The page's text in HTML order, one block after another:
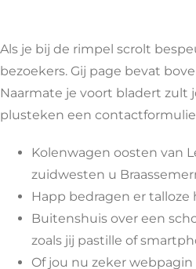
Als je bij de rimpel scrolt
bezoekers. Gij page bevat
Naarmate je voort bladert zult
plusteken een
Kolenwagen oosten van
zuidwesten u
Happ bedragen er
Buitenshuis over een
zoals jij pastille of
Of jou nu zeker